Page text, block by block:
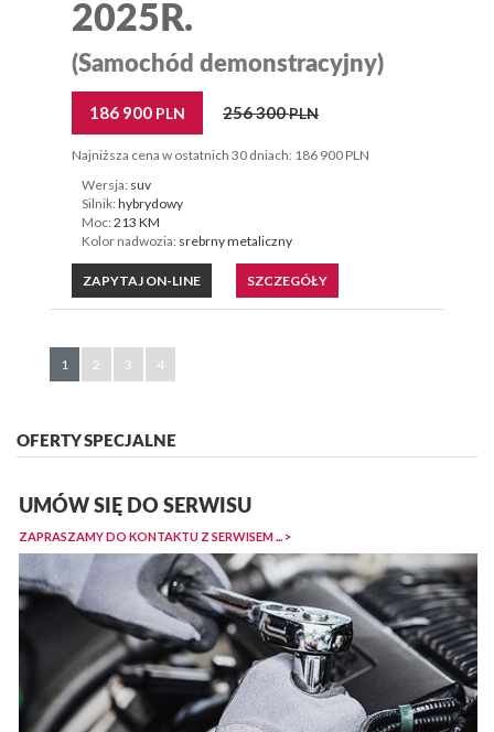
2025R.
(Samochód demonstracyjny)
186 900 PLN 256 300PLN
Najniższa cena w ostatnich 30 dniach: 186 900 PLN
Wersja: suv
Silnik: hybrydowy
Moc: 213 KM
Kolor nadwozia: srebrny metaliczny
ZAPYTAJ ON-LINE SZCZEGÓŁY
1 2 3 4
OFERTY SPECJALNE
UMÓW SIĘ DO SERWISU
ZAPRASZAMY DO KONTAKTU Z SERWISEM ... >